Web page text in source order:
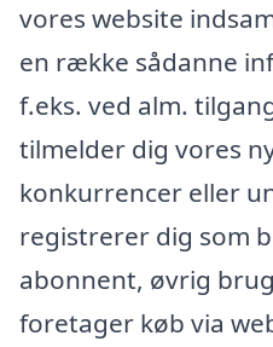
vores website
en række sådanne
f.eks. ved alm.
tilmelder dig vores
konkurrencer eller
registrerer dig som
abonnent, øvrig
foretager køb via